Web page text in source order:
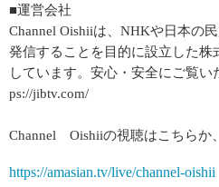
■運営会社
Channel Oishiiは、NHKや日本の
発信することを目的に設立した
しています。安心・安全にご覧
ps://jibtv.com/
Channel Oishiiの視聴はこちらか
https://amasian.tv/live/channel-oishii